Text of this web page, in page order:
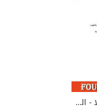
العالم إرادة وتمثلا - المجلد الثاني